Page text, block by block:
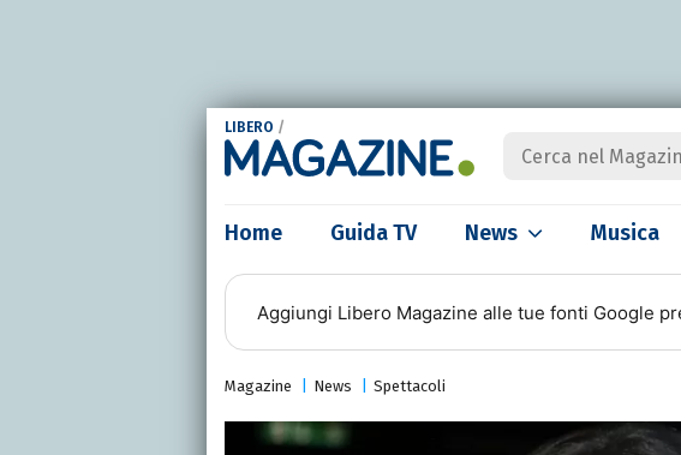
LIBERO /
Home Guida TV News Musica
Aggiungi Libero Magazine alle tue fonti Google
Magazine News Spettacoli